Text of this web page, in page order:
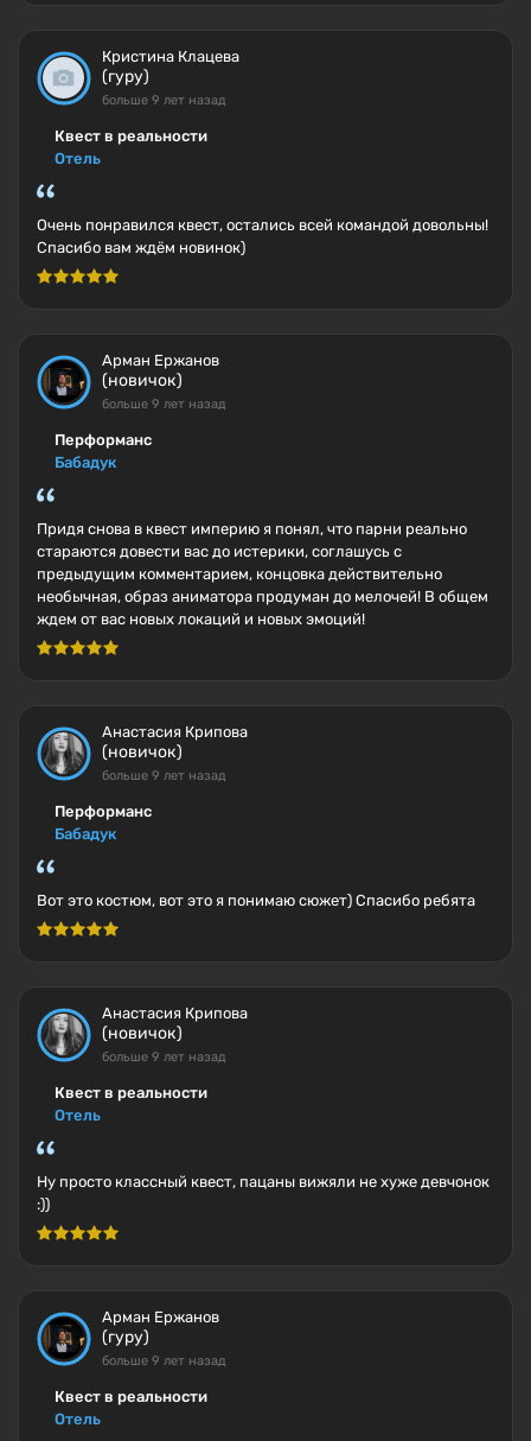
Кристина Клацева
(гуру)
больше 9 лет назад
Квест в реальности
Отель
Очень понравился квест, остались всей командой довольны!
Спасибо вам ждём новинок)
Арман Ержанов
(новичок)
больше 9 лет назад
Перформанс
Бабадук
Придя снова в квест империю я понял, что парни реально
стараются довести вас до истерики, соглашусь с
предыдущим комментарием, концовка действительно
необычная, образ аниматора продуман до мелочей! В общем
ждем от вас новых локаций и новых эмоций!
Анастасия Крипова
(новичок)
больше 9 лет назад
Перформанс
Бабадук
Вот это костюм, вот это я понимаю сюжет) Спасибо ребята
Анастасия Крипова
(новичок)
больше 9 лет назад
Квест в реальности
Отель
Ну просто классный квест, пацаны вижяли не хуже девчонок
:))
Арман Ержанов
(гуру)
больше 9 лет назад
Квест в реальности
Отель